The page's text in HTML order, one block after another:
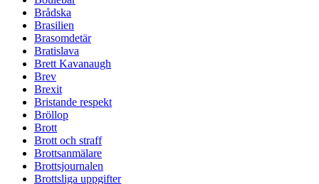
Brådska
Brasilien
Brasomdetär
Bratislava
Brett Kavanaugh
Brev
Brexit
Bristande respekt
Bröllop
Brott
Brott och straff
Brottsanmälare
Brottsjournalen
Brottsliga uppgifter